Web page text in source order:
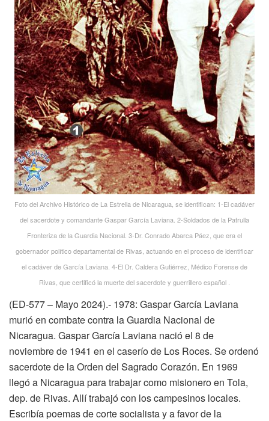
Foto del Archivo Histórico de La Estrella de Nicaragua, se identifican: 1-El cadáver
del sacerdote y comandante Gaspar García Laviana. 2-Soldados de la Patrulla
Fronteriza de la Guardia Nacional. 3-Dr. Conrado Abarca Páez, que era el
gobernador político departamental de Rivas, actuando en el proceso de identificar
el cadáver de García Laviana. 4-El Dr. Caldera Gutiérrez, Médico Forense de
Rivas, que certificó la muerte del sacerdote y guerrillero español .
(ED-577 – Mayo 2024).- 1978: Gaspar García Laviana
murió en combate contra la Guardia Nacional de
Nicaragua. Gaspar García Laviana nació el 8 de
noviembre de 1941 en el caserío de Los Roces. Se ordenó
sacerdote de la Orden del Sagrado Corazón. En 1969
llegó a Nicaragua para trabajar como misionero en Tola,
dep. de Rivas. Allí trabajó con los campesinos locales.
Escribía poemas de corte socialista y a favor de la